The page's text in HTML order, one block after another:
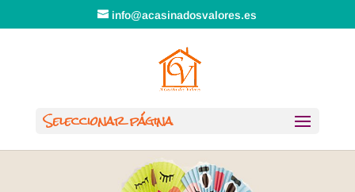
info@acasinadosvalores.es
Seleccionar página